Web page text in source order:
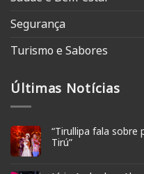
Segurança
Turismo e Sabores
Últimas Notícias
“Tirullipa fala sobre
Tirú”